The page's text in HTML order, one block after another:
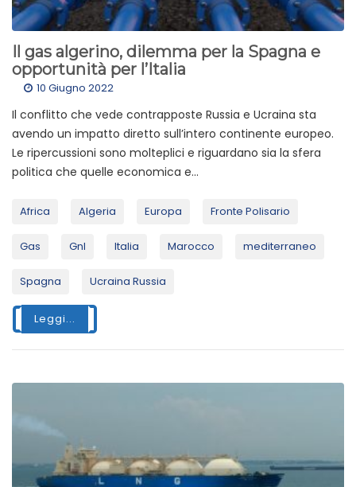
Il gas algerino, dilemma per la Spagna e
opportunità per l’Italia
10 Giugno 2022
Il conflitto che vede contrapposte Russia e Ucraina sta
avendo un impatto diretto sull’intero continente europeo.
Le ripercussioni sono molteplici e riguardano sia la sfera
politica che quelle economica e...
Africa Algeria Europa Fronte Polisario
Gas Gnl Italia Marocco mediterraneo
Spagna Ucraina Russia
Leggi...